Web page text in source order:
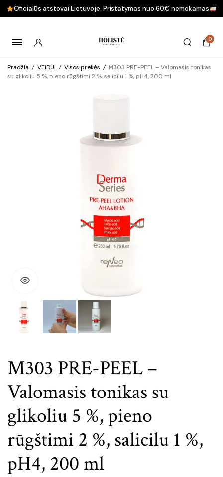
Oficialūs atstovai Lietuvoje. Pristatymas nuo 60€ nemokamas
0
Pradžia / VEIDUI / Visos prekės / M303 PRE-PEEL – Valomasis tonikas
su glikoliu 5 %, pieno rūgštimi 2 %, salicilu 1 %, pH4, 200 ml
M303 PRE-PEEL –
Valomasis tonikas su
glikoliu 5 %, pieno
rūgštimi 2 %, salicilu 1 %,
pH4, 200 ml